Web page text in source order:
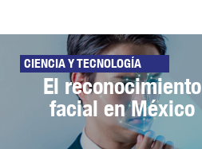
CIENCIA Y TECNOLOGÍA
El reconocimiento
facial en México